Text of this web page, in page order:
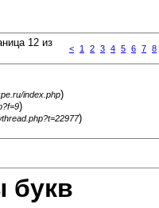
12 из
< 1 2 3 4 5 6 7 8
index.php)
)
)
букв